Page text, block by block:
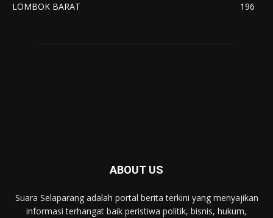
LOMBOK BARAT
196
ABOUT US
Suara Selaparang adalah portal berita terkini yang menyajikan
informasi terhangat baik peristiwa politik, bisnis, hukum,